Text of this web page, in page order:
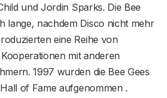
und Jordin Sparks. Die Bee
lange, nachdem Disco nicht mehr
eine Reihe von
mit anderen
1997 wurden die Bee Gees
of Fame aufgenommen .